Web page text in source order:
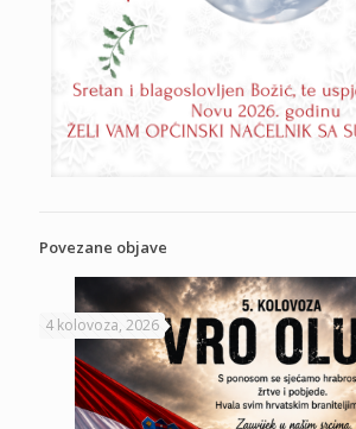
Povezane objave
4 kolovoza, 2026